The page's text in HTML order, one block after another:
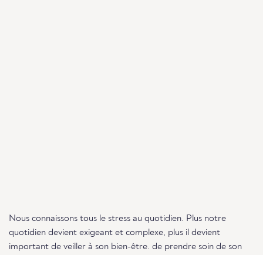
Nous connaissons tous le stress au quotidien. Plus notre
quotidien devient exigeant et complexe, plus il devient
important de veiller à son bien-être. de prendre soin de son